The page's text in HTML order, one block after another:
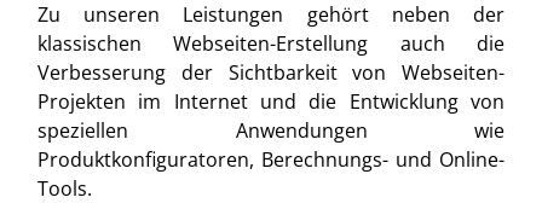
Zu unseren Leistungen gehört neben der
klassischen Webseiten-Erstellung auch die
Verbesserung der Sichtbarkeit von Webseiten-
Projekten im Internet und die Entwicklung von
speziellen Anwendungen wie
Produktkonfiguratoren, Berechnungs- und Online-
Tools.